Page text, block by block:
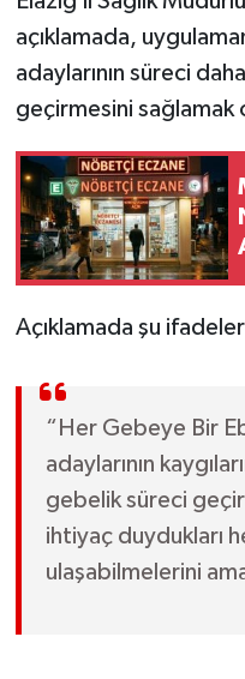
açıklamada,
adaylarının süreci
geçirmesini
Açıklamada şu
“Her Gebeye Bir
adaylarının
gebelik süreci
ihtiyaç duydukları
ulaşabilmelerini